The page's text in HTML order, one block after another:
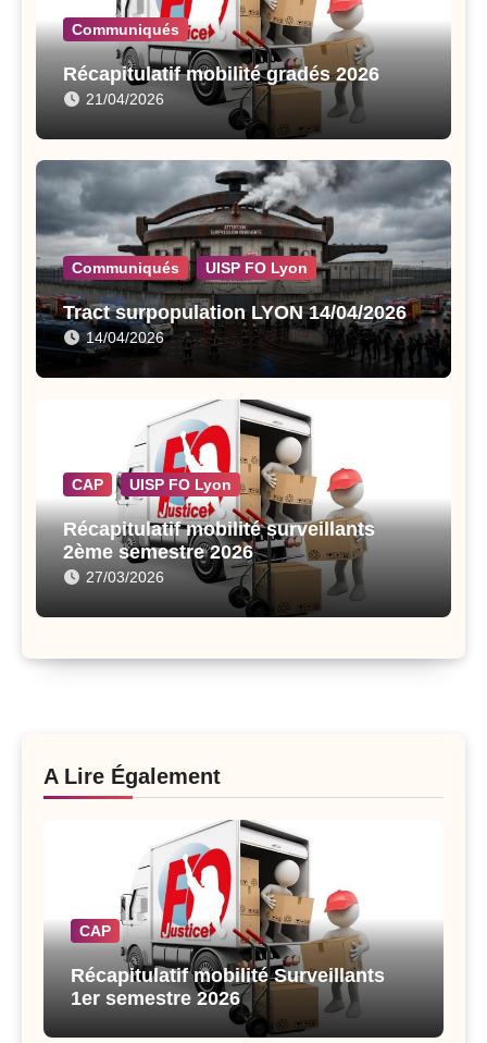
Communiqués
Récapitulatif mobilité gradés 2026
21/04/2026
Communiqués UISP FO Lyon
Tract surpopulation LYON 14/04/2026
14/04/2026
CAP UISP FO Lyon
Récapitulatif mobilité surveillants
2ème semestre 2026
27/03/2026
A Lire Également
CAP
Récapitulatif mobilité Surveillants
1er semestre 2026